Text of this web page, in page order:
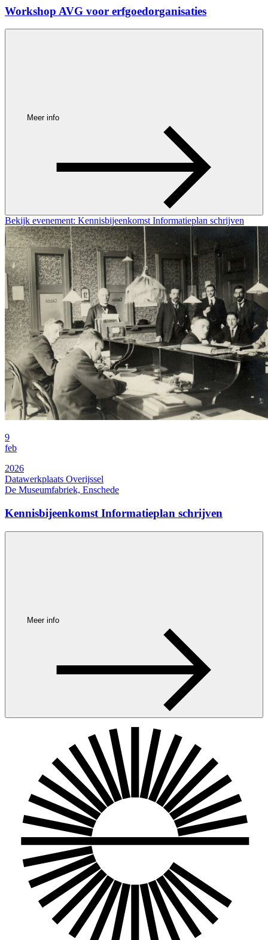
Workshop AVG voor erfgoedorganisaties
Meer info
Bekijk evenement: Kennisbijeenkomst Informatieplan schrijven
9
feb
2026
Datawerkplaats Overijssel
De Museumfabriek, Enschede
Kennisbijeenkomst Informatieplan schrijven
Meer info